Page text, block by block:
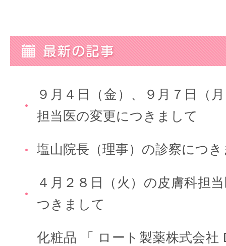
９月４日（金）、９月７日（
担当医の変更につきまして
塩山院長（理事）の診察につ
４月２８日（火）の皮膚科担
つきまして
化粧品 「 ロート製薬株式会社